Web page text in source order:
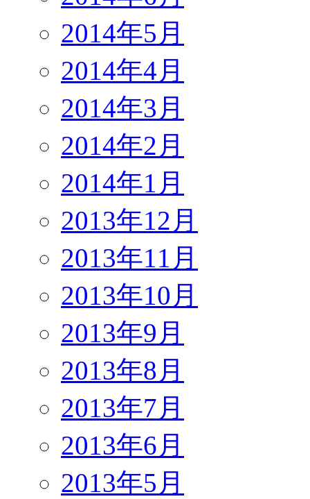
2014年5月
2014年4月
2014年3月
2014年2月
2014年1月
2013年12月
2013年11月
2013年10月
2013年9月
2013年8月
2013年7月
2013年6月
2013年5月